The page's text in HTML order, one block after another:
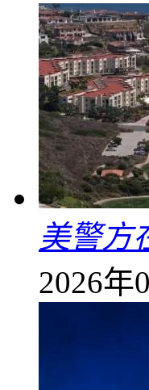
美警方
2026年